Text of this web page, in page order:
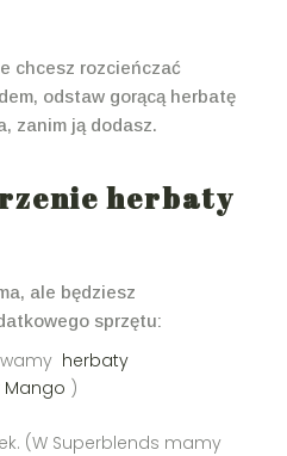
chcesz rozcieńczać
odstaw gorącą herbatę
zanim ją dodasz.
herbaty
ale będziesz
sprzętu:
herbaty
Mango )
(W Superblends mamy